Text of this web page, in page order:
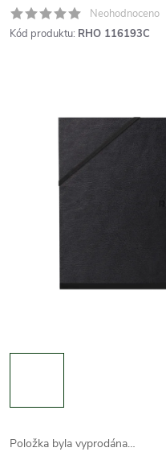
Neohodnoceno
Kód produktu: RHO 116193C
Položka byla vyprodána…